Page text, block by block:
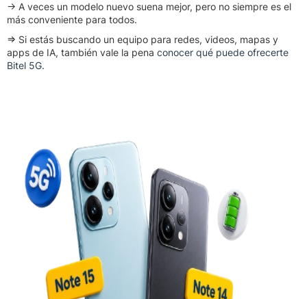
→ A veces un modelo nuevo suena mejor, pero no siempre es el
más conveniente para todos.
⇒ Si estás buscando un equipo para redes, videos, mapas y
apps de IA, también vale la pena conocer qué puede ofrecerte
Bitel 5G.